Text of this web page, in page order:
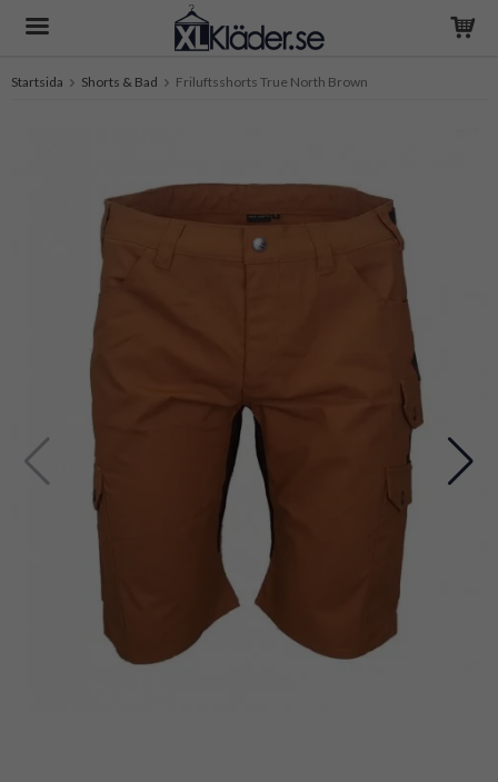
Startsida Shorts & Bad Friluftsshorts True North Brown